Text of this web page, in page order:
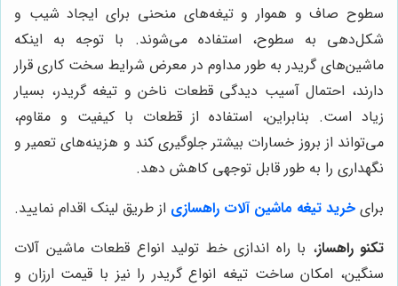
سطوح صاف و هموار و تیغه‌های منحنی برای ایجاد شیب و
شکل‌دهی به سطوح، استفاده می‌شوند. با توجه به اینکه
ماشین‌های گریدر به طور مداوم در معرض شرایط سخت کاری قرار
دارند، احتمال آسیب دیدگی قطعات ناخن و تیغه گریدر، بسیار
زیاد است. بنابراین، استفاده از قطعات با کیفیت و مقاوم،
می‌تواند از بروز خسارات بیشتر جلوگیری کند و هزینه‌های تعمیر و
نگهداری را به طور قابل توجهی کاهش دهد.
برای خرید تیغه ماشین آلات راهسازی از طریق لینک اقدام نمایید.
تکنو راهساز، با راه اندازی خط تولید انواع قطعات ماشین آلات
سنگین، امکان ساخت تیغه انواع گریدر را نیز با قیمت ارزان و